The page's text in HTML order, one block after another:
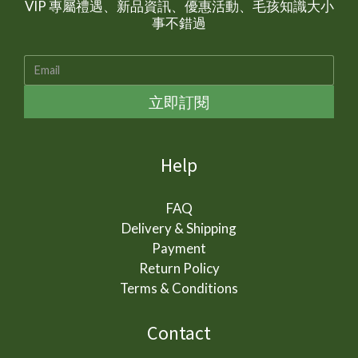
VIP 專屬禮遇、新品資訊、優惠活動、毛孩知識大小
事不錯過
立即訂閱
Help
FAQ
Delivery & Shipping
Payment
Return Policy
Terms & Conditions
Contact